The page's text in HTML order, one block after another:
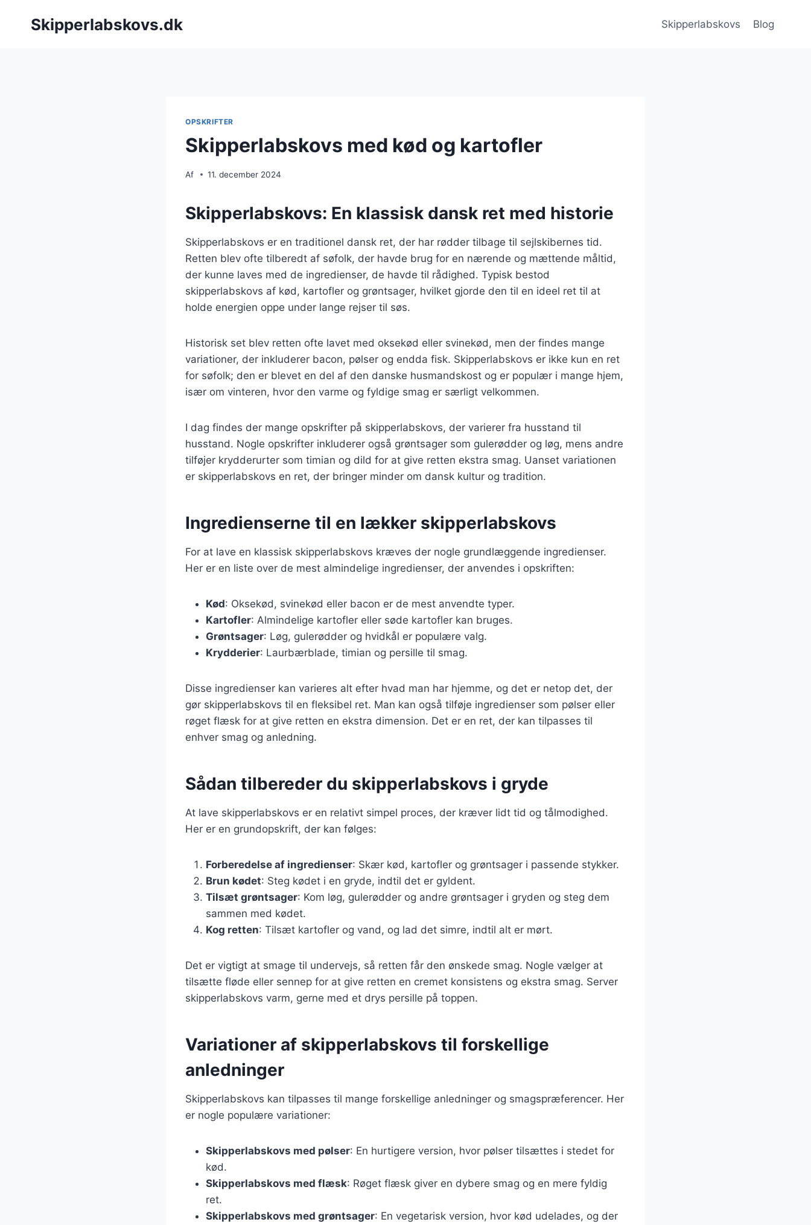
Skipperlabskovs.dk Skipperlabskovs Blog
OPSKRIFTER
Skipperlabskovs med kød og kartofler
Af 11. december 2024
Skipperlabskovs: En klassisk dansk ret med historie
Skipperlabskovs er en traditionel dansk ret, der har rødder tilbage til sejlskibernes tid.
Retten blev ofte tilberedt af søfolk, der havde brug for en nærende og mættende måltid,
der kunne laves med de ingredienser, de havde til rådighed. Typisk bestod
skipperlabskovs af kød, kartofler og grøntsager, hvilket gjorde den til en ideel ret til at
holde energien oppe under lange rejser til søs.
Historisk set blev retten ofte lavet med oksekød eller svinekød, men der findes mange
variationer, der inkluderer bacon, pølser og endda fisk. Skipperlabskovs er ikke kun en ret
for søfolk; den er blevet en del af den danske husmandskost og er populær i mange hjem,
især om vinteren, hvor den varme og fyldige smag er særligt velkommen.
I dag findes der mange opskrifter på skipperlabskovs, der varierer fra husstand til
husstand. Nogle opskrifter inkluderer også grøntsager som gulerødder og løg, mens andre
tilføjer krydderurter som timian og dild for at give retten ekstra smag. Uanset variationen
er skipperlabskovs en ret, der bringer minder om dansk kultur og tradition.
Ingredienserne til en lækker skipperlabskovs
For at lave en klassisk skipperlabskovs kræves der nogle grundlæggende ingredienser.
Her er en liste over de mest almindelige ingredienser, der anvendes i opskriften:
Kød: Oksekød, svinekød eller bacon er de mest anvendte typer.
Kartofler: Almindelige kartofler eller søde kartofler kan bruges.
Grøntsager: Løg, gulerødder og hvidkål er populære valg.
Krydderier: Laurbærblade, timian og persille til smag.
Disse ingredienser kan varieres alt efter hvad man har hjemme, og det er netop det, der
gør skipperlabskovs til en fleksibel ret. Man kan også tilføje ingredienser som pølser eller
røget flæsk for at give retten en ekstra dimension. Det er en ret, der kan tilpasses til
enhver smag og anledning.
Sådan tilbereder du skipperlabskovs i gryde
At lave skipperlabskovs er en relativt simpel proces, der kræver lidt tid og tålmodighed.
Her er en grundopskrift, der kan følges:
Forberedelse af ingredienser: Skær kød, kartofler og grøntsager i passende stykker.
Brun kødet: Steg kødet i en gryde, indtil det er gyldent.
Tilsæt grøntsager: Kom løg, gulerødder og andre grøntsager i gryden og steg dem
sammen med kødet.
Kog retten: Tilsæt kartofler og vand, og lad det simre, indtil alt er mørt.
Det er vigtigt at smage til undervejs, så retten får den ønskede smag. Nogle vælger at
tilsætte fløde eller sennep for at give retten en cremet konsistens og ekstra smag. Server
skipperlabskovs varm, gerne med et drys persille på toppen.
Variationer af skipperlabskovs til forskellige
anledninger
Skipperlabskovs kan tilpasses til mange forskellige anledninger og smagspræferencer. Her
er nogle populære variationer:
Skipperlabskovs med pølser: En hurtigere version, hvor pølser tilsættes i stedet for
kød.
Skipperlabskovs med flæsk: Røget flæsk giver en dybere smag og en mere fyldig
ret.
Skipperlabskovs med grøntsager: En vegetarisk version, hvor kød udelades, og der